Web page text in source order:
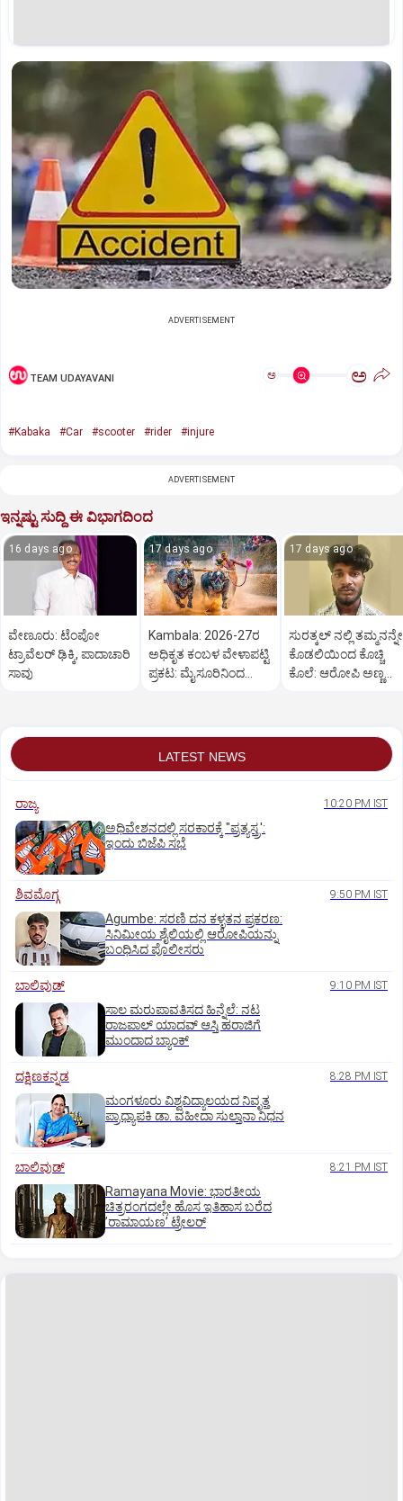
ADVERTISEMENT
TEAM UDAYAVANI ಅ ಅ
#Kabaka #Car #scooter #rider #injure
ADVERTISEMENT
ಇನ್ನಷ್ಟು ಸುದ್ದಿ ಈ ವಿಭಾಗದಿಂದ
16 days ago
ವೇಣೂರು: ಟೆಂಪೋ
ಟ್ರಾವೆಲರ್ ಢಿಕ್ಕಿ, ಪಾದಾಚಾರಿ
ಸಾವು
17 days ago
Kambala: 2026-27ರ
ಅಧಿಕೃತ ಕಂಬಳ ವೇಳಾಪಟ್ಟಿ
ಪ್ರಕಟ: ಮೈಸೂರಿನಿಂದ
17 days ago
ಸುರತ್ಕಲ್ ನಲ್ಲಿ ತಮ್ಮನನ್ನೇ
ಕೊಡಲಿಯಿಂದ ಕೊಚ್ಚಿ
ಕೊಲೆ: ಆರೋಪಿ ಅಣ್ಣ
LATEST NEWS
ರಾಜ್ಯ 10:20 PM IST
ಅಧಿವೇಶನದಲ್ಲಿ ಸರಕಾರಕ್ಕೆ "ಪ್ರತ್ಯಸ್ತ್ರ':
ಇಂದು ಬಿಜೆಪಿ ಸಭೆ
ಶಿವಮೊಗ್ಗ 9:50 PM IST
Agumbe: ಸರಣಿ ದನ ಕಳ್ಳತನ ಪ್ರಕರಣ:
ಸಿನಿಮೀಯ ಶೈಲಿಯಲ್ಲಿ ಆರೋಪಿಯನ್ನು
ಬಂಧಿಸಿದ ಪೊಲೀಸರು
ಬಾಲಿವುಡ್‌ 9:10 PM IST
ಸಾಲ ಮರುಪಾವತಿಸದ ಹಿನ್ನೆಲೆ: ನಟ
ರಾಜಪಾಲ್ ಯಾದವ್‌ ಆಸ್ತಿ ಹರಾಜಿಗೆ
ಮುಂದಾದ ಬ್ಯಾಂಕ್
ದಕ್ಷಿಣಕನ್ನಡ 8:28 PM IST
ಮಂಗಳೂರು ವಿಶ್ವವಿದ್ಯಾಲಯದ ನಿವೃತ್ತ
ಪ್ರಾಧ್ಯಾಪಕಿ ಡಾ. ವಹೀದಾ ಸುಲ್ತಾನಾ ನಿಧನ
ಬಾಲಿವುಡ್‌ 8:21 PM IST
Ramayana Movie: ಭಾರತೀಯ
ಚಿತ್ರರಂಗದಲ್ಲೇ ಹೊಸ ಇತಿಹಾಸ ಬರೆದ
ʼರಾಮಾಯಣʼ ಟ್ರೇಲರ್